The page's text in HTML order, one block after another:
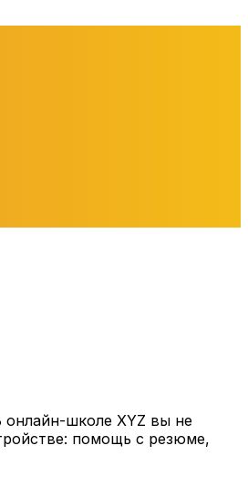
онлайн-школе XYZ вы не
помощь с резюме,